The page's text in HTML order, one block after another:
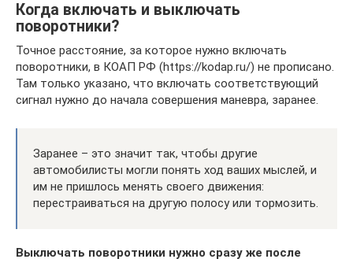
Когда включать и выключать
поворотники?
Точное расстояние, за которое нужно включать
поворотники, в КОАП РФ (https://kodap.ru/) не прописано.
Там только указано, что включать соответствующий
сигнал нужно до начала совершения маневра, заранее.
Заранее – это значит так, чтобы другие
автомобилисты могли понять ход ваших мыслей, и
им не пришлось менять своего движения:
перестраиваться на другую полосу или тормозить.
Выключать поворотники нужно сразу же после